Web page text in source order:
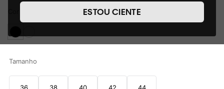
de cookies, informaremos quais cookies usaremos e quais
suas funções. A forma como processamos os dados
nosso Aviso de Privacidade. Quando você visita nosso site,
fornecer a você toda a funcionalidade do site, incluindo,
loja virtual. Para maiores informações sobre o nosso aviso de
ESTOU CIENTE
Tamanho
36 38 40 42 44